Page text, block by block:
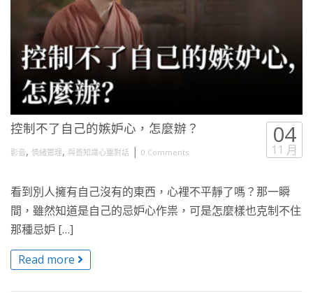
控制不了自己的嫉妒心，怎麼辦？
影音, 情緒管理, 與善知識心靈對話 | 0 Comments
04
11 月
看到別人擁有自己沒有的東西，心裡不平靜了嗎？那一瞬
間，雖然知道是自己的忌妒心作祟，可是怎麼樣也克制不住
那種忌妒 […]
Read more